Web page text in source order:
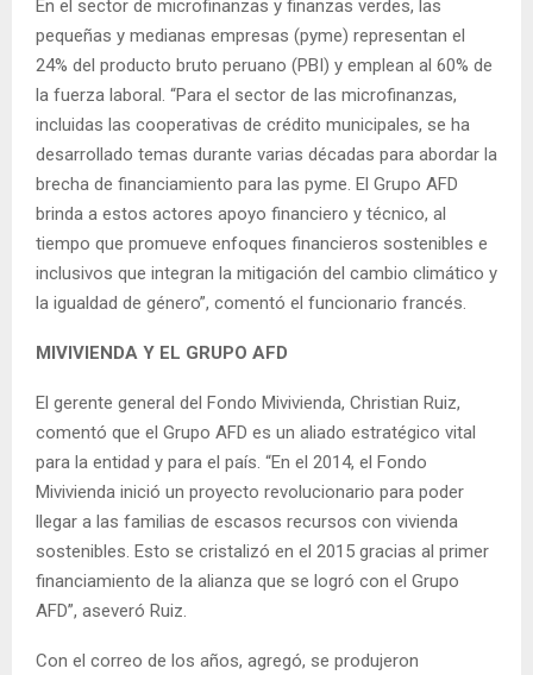
En el sector de microfinanzas y finanzas verdes, las
pequeñas y medianas empresas (pyme) representan el
24% del producto bruto peruano (PBI) y emplean al 60% de
la fuerza laboral. “Para el sector de las microfinanzas,
incluidas las cooperativas de crédito municipales, se ha
desarrollado temas durante varias décadas para abordar la
brecha de financiamiento para las pyme. El Grupo AFD
brinda a estos actores apoyo financiero y técnico, al
tiempo que promueve enfoques financieros sostenibles e
inclusivos que integran la mitigación del cambio climático y
la igualdad de género”, comentó el funcionario francés.
MIVIVIENDA Y EL GRUPO AFD
El gerente general del Fondo Mivivienda, Christian Ruiz,
comentó que el Grupo AFD es un aliado estratégico vital
para la entidad y para el país. “En el 2014, el Fondo
Mivivienda inició un proyecto revolucionario para poder
llegar a las familias de escasos recursos con vivienda
sostenibles. Esto se cristalizó en el 2015 gracias al primer
financiamiento de la alianza que se logró con el Grupo
AFD”, aseveró Ruiz.
Con el correo de los años, agregó, se produjeron